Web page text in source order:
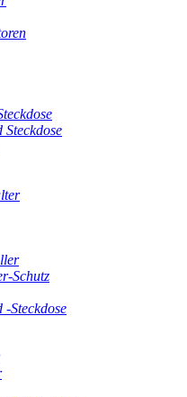
Schutz
Steckdose